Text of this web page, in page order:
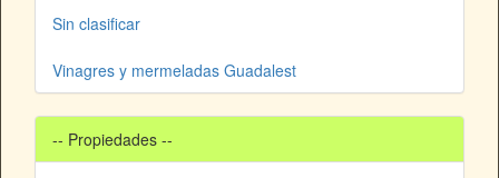
Sin clasificar
Vinagres y mermeladas Guadalest
-- Propiedades --